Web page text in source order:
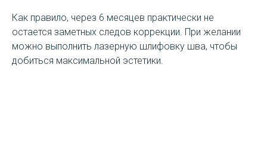
Как правило, через 6 месяцев практически не
остается заметных следов коррекции. При желании
можно выполнить лазерную шлифовку шва, чтобы
добиться максимальной эстетики.